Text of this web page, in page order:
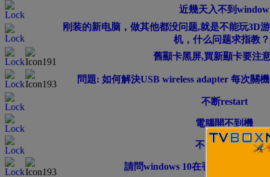
近幾天入不到window
刚装的新电脑，做其他都没问题,就是不能玩3D
机，什么问题求指教？
舊顯卡黑屏,買新顯卡要注
問題: 如何解決USB wireless adapter 每次關
不断restart
電腦開不到機
不停重新開機
請問windows 10在香港安裝美版/